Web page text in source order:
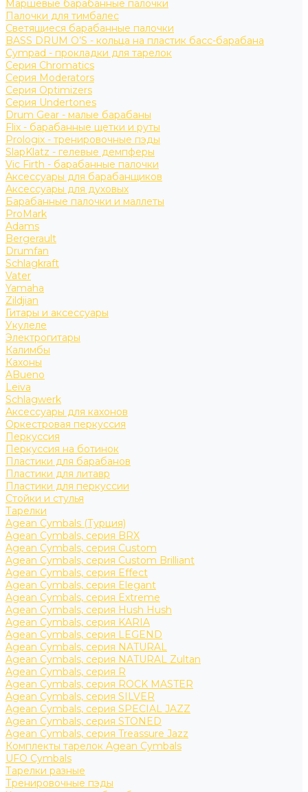
Маршевые барабанные палочки
Палочки для тимбалес
Светящиеся барабанные палочки
BASS DRUM O’S - кольца на пластик басс-барабана
Cympad - прокладки для тарелок
Серия Chromatics
Серия Moderators
Серия Optimizers
Серия Undertones
Drum Gear - малые барабаны
Flix - барабанные щетки и руты
Prologix - тренировочные пэды
SlapKlatz - гелевые демпферы
Vic Firth - барабанные палочки
Аксессуары для барабанщиков
Аксессуары для духовых
Барабанные палочки и маллеты
ProMark
Adams
Bergerault
Drumfan
Schlagkraft
Vater
Yamaha
Zildjian
Гитары и аксессуары
Укулеле
Электрогитары
Калимбы
Кахоны
ABueno
Leiva
Schlagwerk
Аксессуары для кахонов
Оркестровая перкуссия
Перкуссия
Перкуссия на ботинок
Пластики для барабанов
Пластики для литавр
Пластики для перкуссии
Стойки и стулья
Тарелки
Agean Cymbals (Турция)
Agean Cymbals, серия BRX
Agean Cymbals, серия Custom
Agean Cymbals, серия Custom Brilliant
Agean Cymbals, серия Effect
Agean Cymbals, серия Elegant
Agean Cymbals, серия Extreme
Agean Cymbals, серия Hush Hush
Agean Cymbals, серия KARIA
Agean Cymbals, серия LEGEND
Agean Cymbals, серия NATURAL
Agean Cymbals, серия NATURAL Zultan
Agean Cymbals, серия R
Agean Cymbals, серия ROCK MASTER
Agean Cymbals, серия SILVER
Agean Cymbals, серия SPECIAL JAZZ
Agean Cymbals, серия STONED
Agean Cymbals, серия Treassure Jazz
Комплекты тарелок Agean Cymbals
UFO Cymbals
Тарелки разные
Тренировочные пэды